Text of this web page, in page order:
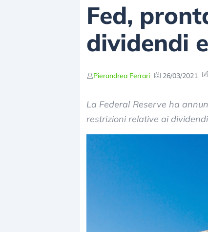
Fed,
dividendi
Pierandrea Ferrari 26/03/2021
La Federal Reserve ha
restrizioni relative ai